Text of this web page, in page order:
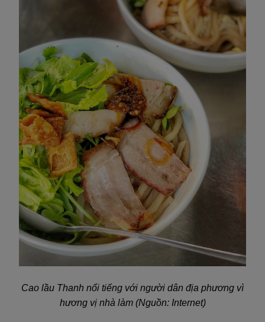
Cao lầu Thanh nổi tiếng với người dân địa phương vì
hương vị nhà làm (Nguồn: Internet)